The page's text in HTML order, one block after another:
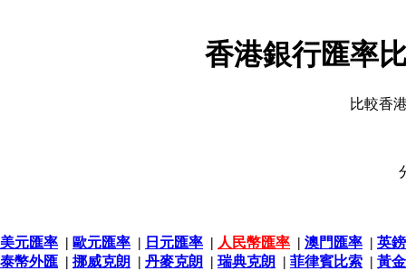
香港銀行匯率
比較香
美元匯率 | 歐元匯率 | 日元匯率 | 人民幣匯率 | 澳門匯率 | 英
泰幣外匯 | 挪威克朗 | 丹麥克朗 | 瑞典克朗 | 菲律賓比索 | 黃